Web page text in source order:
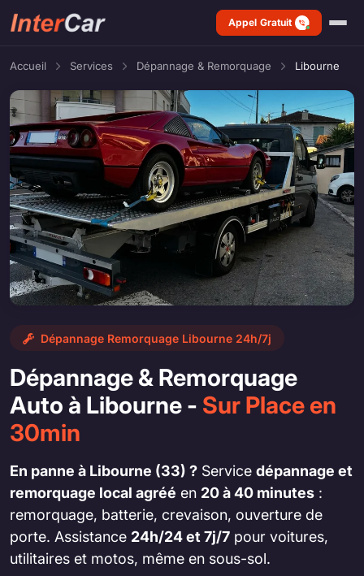
Appel Gratuit
Accueil Services Dépannage & Remorquage Libourne
Dépannage Remorquage Libourne 24h/7j
Dépannage & Remorquage
Auto à Libourne - Sur Place en
30min
En panne à Libourne (33) ? Service dépannage et
remorquage local agréé en 20 à 40 minutes :
remorquage, batterie, crevaison, ouverture de
porte. Assistance 24h/24 et 7j/7 pour voitures,
utilitaires et motos, même en sous-sol.